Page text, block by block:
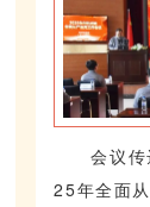
会议
25年全面